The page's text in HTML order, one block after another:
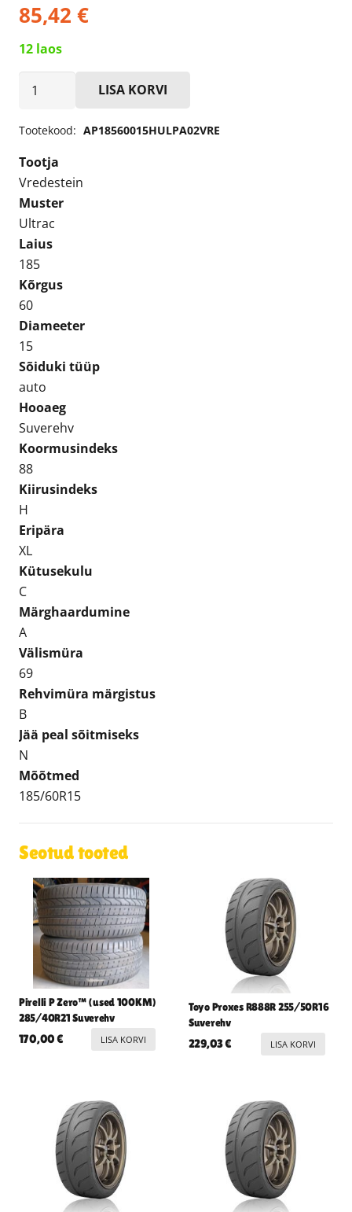
85,42 €
12 laos
Ultrac+
185/60R15
kogus
LISA KORVI
Tootekood: AP18560015HULPA02VRE
Tootja
Vredestein
Muster
Ultrac
Laius
185
Kõrgus
60
Diameeter
15
Sõiduki tüüp
auto
Hooaeg
Suverehv
Koormusindeks
88
Kiirusindeks
H
Eripära
XL
Kütusekulu
C
Märghaardumine
A
Välismüra
69
Rehvimüra märgistus
B
Jää peal sõitmiseks
N
Mõõtmed
185/60R15
Seotud tooted
Pirelli P Zero™ (used 100KM)
285/40R21 Suverehv
170,00€ LISA KORVI
Toyo Proxes R888R 255/50R16
Suverehv
229,03€ LISA KORVI